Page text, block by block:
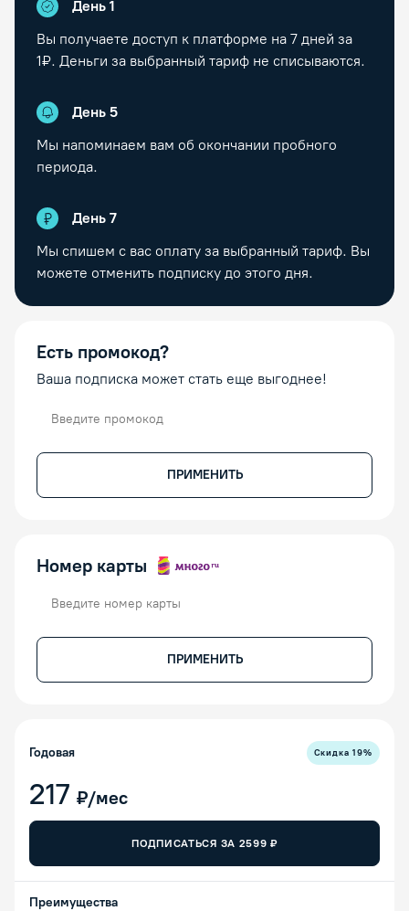
День 1
Вы получаете доступ к платформе на 7 дней за
1₽. Деньги за выбранный тариф не списываются.
День 5
Мы напоминаем вам об окончании пробного
периода.
День 7
Мы спишем с вас оплату за выбранный тариф. Вы
можете отменить подписку до этого дня.
Есть промокод?
Ваша подписка может стать еще выгоднее!
ПРИМЕНИТЬ
Номер карты
ПРИМЕНИТЬ
Годовая Скидка19%
217 ₽/мес
ПОДПИСАТЬСЯ ЗА 2599 ₽
Преимущества